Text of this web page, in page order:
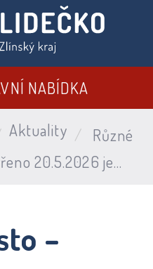
NABÍDKA
Aktuality
Různé
jen do 16:00 hodin
–